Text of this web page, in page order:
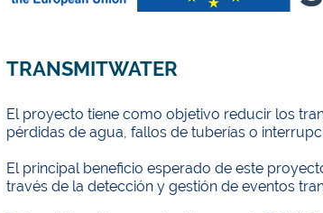
TRANSMITWATER
El proyecto tiene como objetivo reducir los
pérdidas de agua, fallos de tuberías o
El principal beneficio esperado de este
través de la detección y gestión de eventos